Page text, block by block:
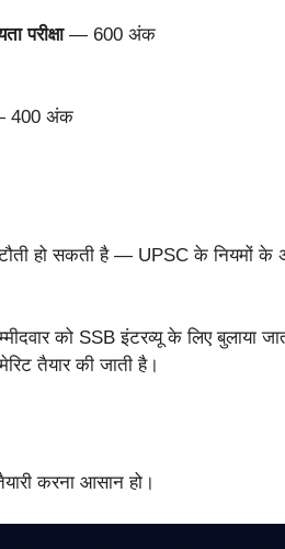
परीक्षा— 600 अंक
400 अंक
हो सकती है — UPSC के नियमों के
को SSB इंटरव्यू के लिए बुलाया
तैयार की जाती है।
करना आसान हो।